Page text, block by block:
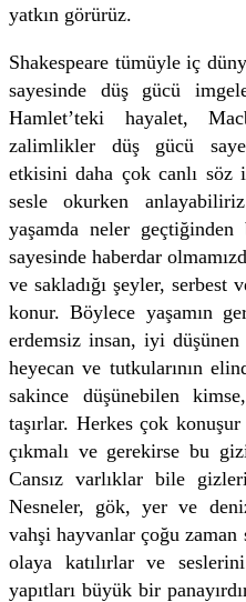
yatkın görürüz.
Shakespeare tümüyle iç
sayesinde düş gücü
Hamlet’teki hayalet,
zalimlikler düş gücü
etkisini daha çok canlı söz
sesle okurken
yaşamda neler
sayesinde haberdar
ve sakladığı şeyler, serbest
konur. Böylece yaşamın
erdemsiz insan, iyi düşünen
heyecan ve tutkularının
sakince düşünebilen
taşırlar. Herkes çok
çıkmalı ve gerekirse bu
Cansız varlıklar bile
Nesneler, gök, yer ve
vahşi hayvanlar çoğu
olaya katılırlar ve
yapıtları büyük bir